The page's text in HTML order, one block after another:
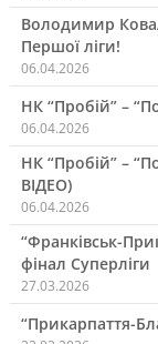
Володимир
Першої ліги!
06.04.2026
НК “Пробій” –
06.04.2026
НК “Пробій” –
ВІДЕО)
06.04.2026
“Франківськ-
фінал Суперліги
27.03.2026
“Прикарпаття-